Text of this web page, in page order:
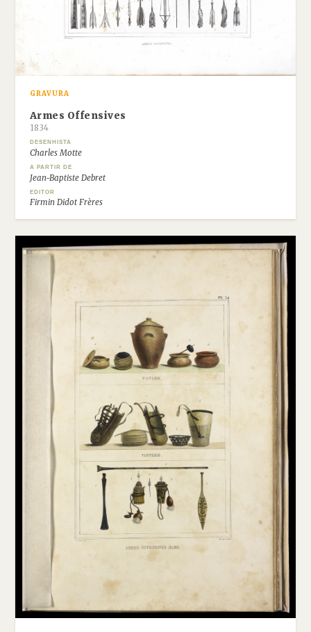
GRAVURA
Armes Offensives
1834
DESENHISTA
Charles Motte
A PARTIR DE
Jean-Baptiste Debret
EDITOR
Firmin Didot Frères